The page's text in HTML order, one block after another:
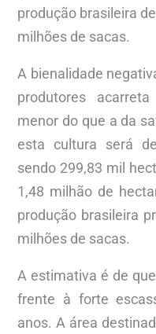
produção brasileira
milhões de sacas.
A bienalidade
produtores
menor do que a da
esta cultura será
sendo 299,83 mil
1,48 milhão de
produção brasileira
milhões de sacas.
A estimativa é de
frente à forte
anos. A área